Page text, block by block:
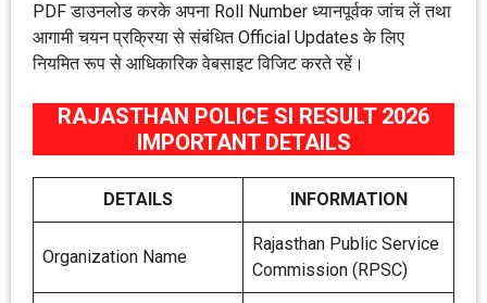
PDF डाउनलोड करके अपना Roll Number ध्यानपूर्वक जांच लें तथा
आगामी चयन प्रक्रिया से संबंधित Official Updates के लिए
नियमित रूप से आधिकारिक वेबसाइट विजिट करते रहें।
RAJASTHAN POLICE SI RESULT 2026
IMPORTANT DETAILS
DETAILS INFORMATION
Organization Name
Rajasthan Public Service
Commission (RPSC)